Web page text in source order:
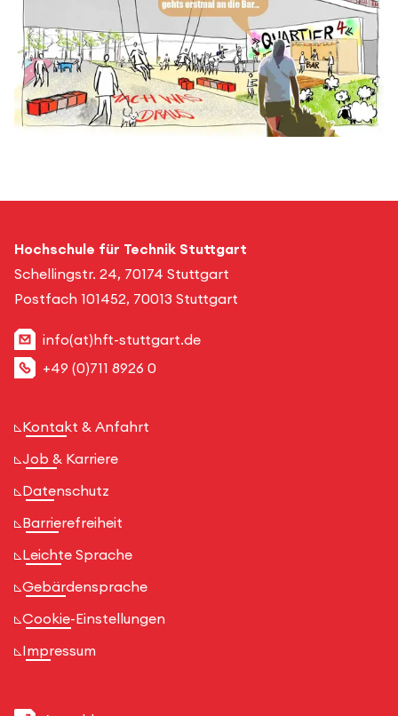
Hochschule für Technik Stuttgart
Schellingstr. 24, 70174 Stuttgart
Postfach 101452, 70013 Stuttgart
info(at)hft-stuttgart.de
+49 (0)711 8926 0
Kontakt & Anfahrt
Job & Karriere
Datenschutz
Barrierefreiheit
Leichte Sprache
Gebärdensprache
Cookie-Einstellungen
Impressum